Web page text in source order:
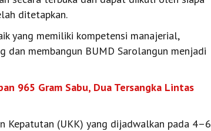
ditetapkan.
yang memiliki kompetensi manajerial,
membangun BUMD Sarolangun menjadi
965 Gram Sabu, Dua Tersangka Lintas
Kepatutan (UKK) yang dijadwalkan pada 4–6